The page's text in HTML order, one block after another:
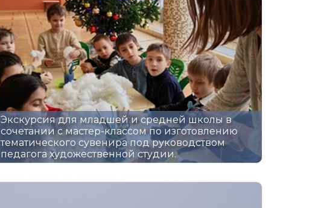
Экскурсия для младшей и средней школы в
сочетании с мастер-классом по изготовлению
тематического сувенира под руководством
педагога художественной студии.